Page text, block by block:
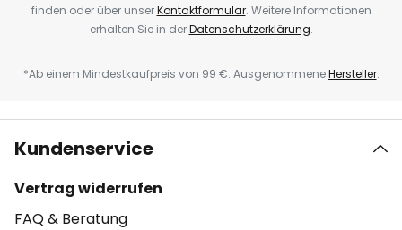
finden oder über unserKontaktformular. Weitere Informationen
erhalten Sie in derDatenschutzerklärung.
*Ab einem Mindestkaufpreis von 99 €. AusgenommeneHersteller.
Kundenservice
Vertrag widerrufen
FAQ & Beratung